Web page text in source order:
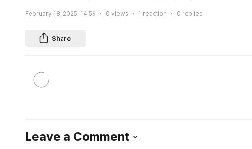
February 18, 2025, 14:59 0 views 1 reaction 0 replies
Share
Leave a Comment